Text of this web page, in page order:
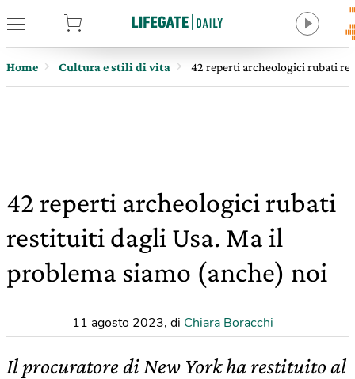
Home Cultura e stili di vita 42 reperti archeologici rubati
42 reperti archeologici rubati
restituiti dagli Usa. Ma il
problema siamo (anche) noi
11 agosto 2023, di Chiara Boracchi
Il procuratore di New York ha restituito al